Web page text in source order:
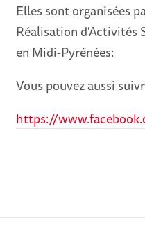
Elles sont organisées
Réalisation d'Activités
en Midi-Pyrénées:
Vous pouvez aussi
https://